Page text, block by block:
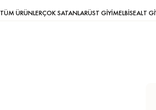
TÜM ÜRÜNLERÇOK SATANLARÜST GİYİMELBİSEALT